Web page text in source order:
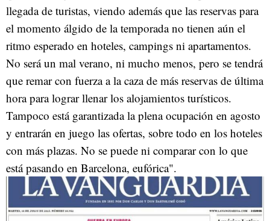
llegada de turistas, viendo además que las reservas para
el momento álgido de la temporada no tienen aún el
ritmo esperado en hoteles, campings ni apartamentos.
No será un mal verano, ni mucho menos, pero se tendrá
que remar con fuerza a la caza de más reservas de última
hora para lograr llenar los alojamientos turísticos.
Tampoco está garantizada la plena ocupación en agosto
y entrarán en juego las ofertas, sobre todo en los hoteles
con más plazas. No se puede ni comparar con lo que
está pasando en Barcelona, eufórica".